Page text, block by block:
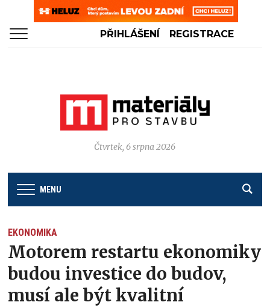
PŘIHLÁŠENÍ REGISTRACE
Čtvrtek, 6 srpna 2026
MENU
EKONOMIKA
Motorem restartu ekonomiky
budou investice do budov,
musí ale být kvalitní